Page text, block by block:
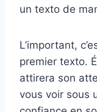
un texto de
L’important,
premier texto.
attirera son
vous voir sous